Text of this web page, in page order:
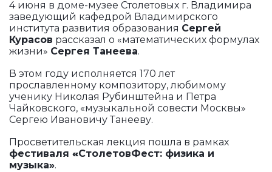
4 июня в доме-музее Столетовых г. Владимира
заведующий кафедрой Владимирского
института развития образования Сергей
Курасов рассказал о «математических формулах
жизни» Сергея Танеева.
В этом году исполняется 170 лет
прославленному композитору, любимому
ученику Николая Рубинштейна и Петра
Чайковского, «музыкальной совести Москвы»
Сергею Ивановичу Танееву.
Просветительская лекция пошла в рамках
фестиваля «СтолетовФест: физика и
музыка».